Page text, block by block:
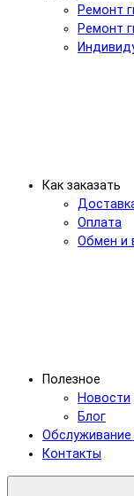
Ремонт
Ремонт
Как заказать
Оплата
Обмен и
Полезное
Новости
Блог
Контакты